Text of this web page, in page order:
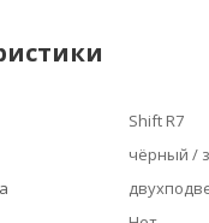
Shift R7
чёрный /